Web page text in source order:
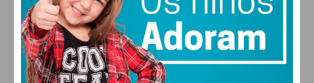
ALTERAR